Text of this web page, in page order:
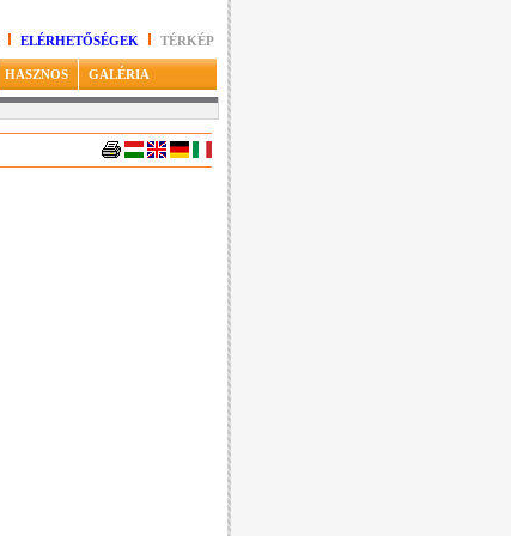
ELÉRHETŐSÉGEK TÉRKÉP
HASZNOS GALÉRIA